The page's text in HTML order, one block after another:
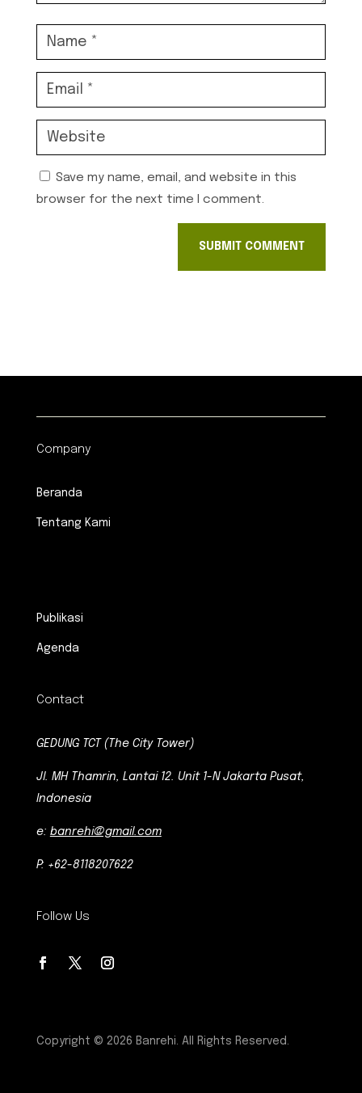
Save my name, email, and website in this
browser for the next time I comment.
SUBMIT COMMENT
Company
Beranda
Tentang Kami
Publikasi
Agenda
Contact
GEDUNG TCT (The City Tower)
Jl. MH Thamrin, Lantai 12. Unit 1-N Jakarta Pusat,
Indonesia
e: banrehi@gmail.com
P: +62-8118207622
Follow Us
Copyright © 2026 Banrehi. All Rights Reserved.